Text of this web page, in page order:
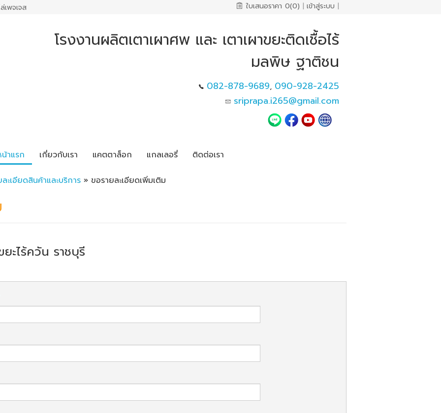
เพจเจส ใบเสนอราคา 0(0) | เข้าสู่ระบบ |
โรงงานผลิตเตาเผาศพ และ เตาเผาขยะติดเชื้อไร้
มลพิษ ฐาติชน
082-878-9689, 090-928-2425
sriprapa.i265@gmail.com
าแรก เกี่ยวกับเรา แคตตาล็อก แกลเลอรี่ ติดต่อเรา
ละเอียดสินค้าและบริการ » ขอรายละเอียดเพิ่มเติม
ะไร้ควัน ราชบุรี